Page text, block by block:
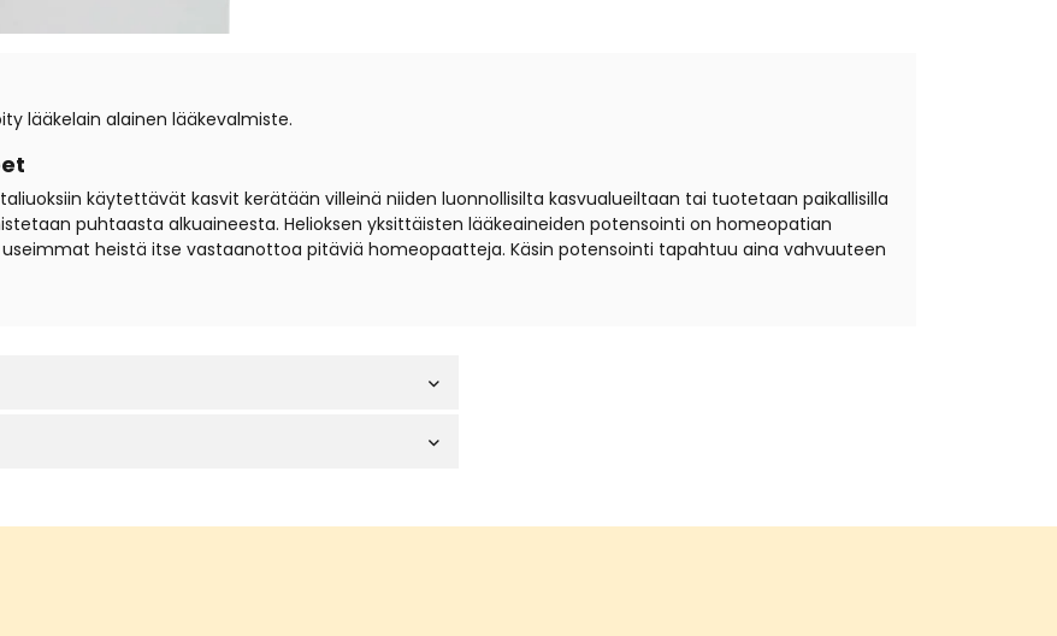
lääkelain alainen lääkevalmiste.
käytettävät kasvit kerätään villeinä niiden luonnollisilta kasvualueiltaan tai tuotetaan paikallisilla
puhtaasta alkuaineesta. Helioksen yksittäisten lääkeaineiden potensointi on homeopatian
heistä itse vastaanottoa pitäviä homeopaatteja. Käsin potensointi tapahtuu aina vahvuuteen